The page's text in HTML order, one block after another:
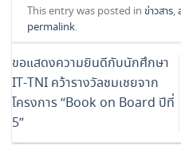
This entry was posted inข่าวสาร,
permalink.
ขอแสดงความยินดีกับนักศึกษา
IT-TNI คว้ารางวัลชมเชยจาก
โครงการ “Book on Board ปีที่
5”